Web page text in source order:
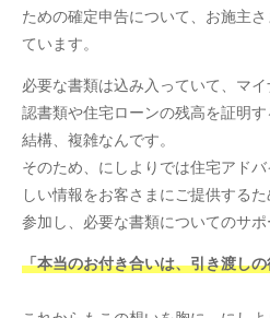
ための確定申告について、お施主
ています。
必要な書類は込み入っていて、マ
認書類や住宅ローンの残高を証明
結構、複雑なんです。
そのため、にしよりでは住宅アド
しい情報をお客さまにご提供する
参加し、必要な書類についてのサポ
「本当のお付き合いは、引き渡し